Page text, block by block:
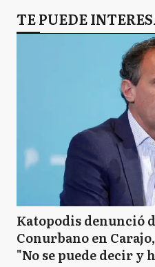
TE PUEDE
Katopodis denunció
Conurbano en
"No se puede decir y